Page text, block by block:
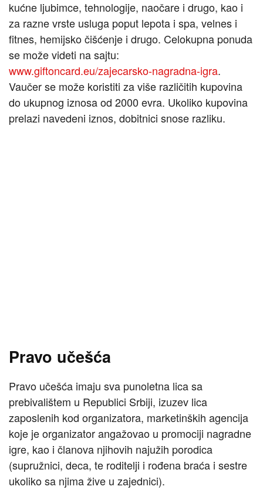
kućne ljubimce, tehnologije, naočare i drugo, kao i
za razne vrste usluga poput lepota i spa, velnes i
fitnes, hemijsko čišćenje i drugo. Celokupna ponuda
se može videti na sajtu:
www.giftoncard.eu/zajecarsko-nagradna-igra.
Vaučer se može koristiti za više različitih kupovina
do ukupnog iznosa od 2000 evra. Ukoliko kupovina
prelazi navedeni iznos, dobitnici snose razliku.
Pravo učešća
Pravo učešća imaju sva punoletna lica sa
prebivalištem u Republici Srbiji, izuzev lica
zaposlenih kod organizatora, marketinških agencija
koje je organizator angažovao u promociji nagradne
igre, kao i članova njihovih najužih porodica
(supružnici, deca, te roditelji i rođena braća i sestre
ukoliko sa njima žive u zajednici).